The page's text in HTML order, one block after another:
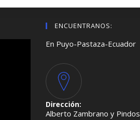
ENCUENTRANOS:
En Puyo-Pastaza-Ecuador
Dirección:
Alberto Zambrano y Pindos